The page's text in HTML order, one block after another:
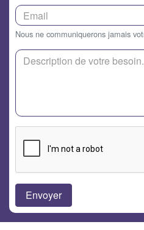
Nous ne communiquerons jamais